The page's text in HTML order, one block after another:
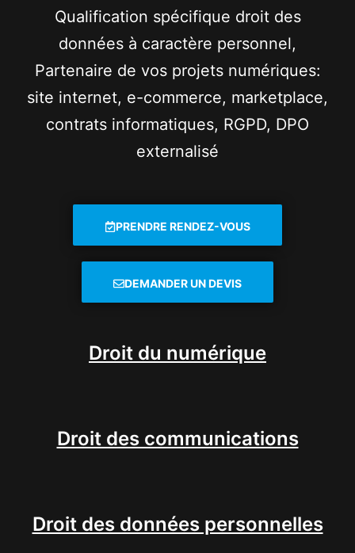
Qualification spécifique droit des
données à caractère personnel,
Partenaire de vos projets numériques:
site internet, e-commerce, marketplace,
contrats informatiques, RGPD, DPO
externalisé
PRENDRE RENDEZ-VOUS
DEMANDER UN DEVIS
Droit du numérique
Droit des communications
Droit des données personnelles